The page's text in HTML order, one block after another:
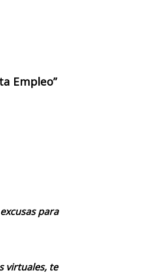
Empleo”
para
virtuales, te